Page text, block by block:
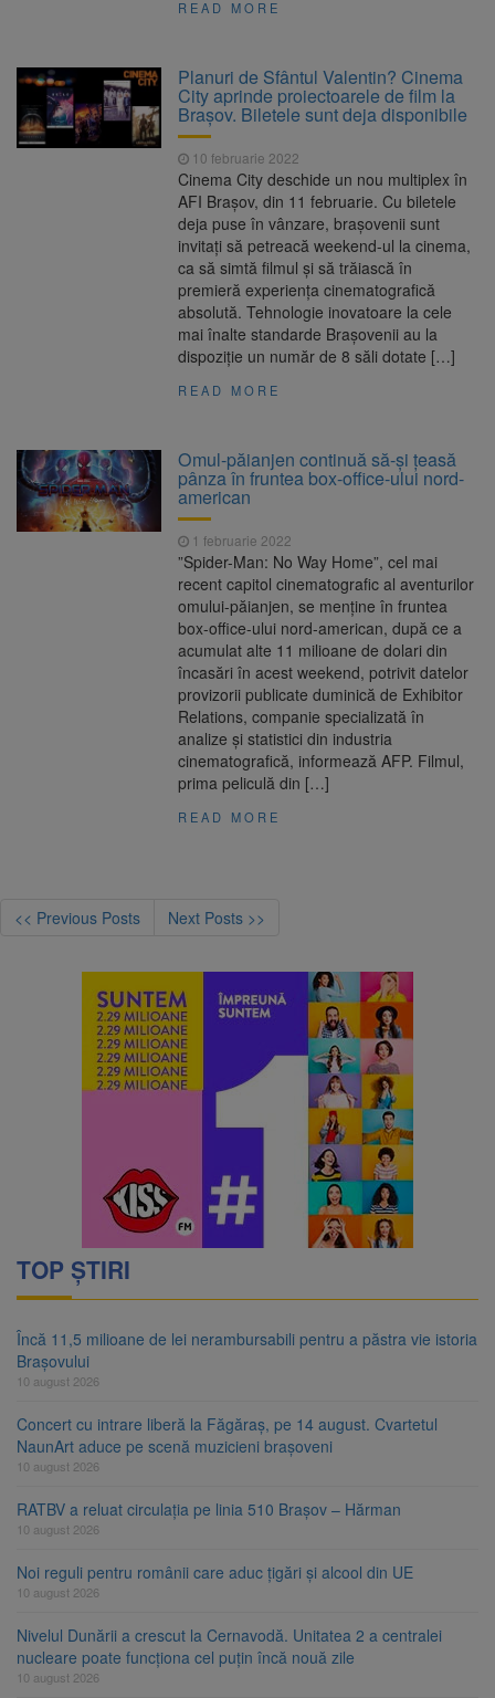
READ MORE
Planuri de Sfântul Valentin? Cinema
City aprinde proiectoarele de film la
Brașov. Biletele sunt deja disponibile
10 februarie 2022
Cinema City deschide un nou multiplex în
AFI Brașov, din 11 februarie. Cu biletele
deja puse în vânzare, brașovenii sunt
invitați să petreacă weekend-ul la cinema,
ca să simtă filmul și să trăiască în
premieră experiența cinematografică
absolută. Tehnologie inovatoare la cele
mai înalte standarde Brașovenii au la
dispoziție un număr de 8 săli dotate […]
READ MORE
Omul-păianjen continuă să-şi ţeasă
pânza în fruntea box-office-ului nord-
american
1 februarie 2022
”Spider-Man: No Way Home”, cel mai
recent capitol cinematografic al aventurilor
omului-păianjen, se menţine în fruntea
box-office-ului nord-american, după ce a
acumulat alte 11 milioane de dolari din
încasări în acest weekend, potrivit datelor
provizorii publicate duminică de Exhibitor
Relations, companie specializată în
analize şi statistici din industria
cinematografică, informează AFP. Filmul,
prima peliculă din […]
READ MORE
<< Previous Posts Next Posts >>
TOP ȘTIRI
Încă 11,5 milioane de lei nerambursabili pentru a păstra vie istoria
Brașovului
10 august 2026
Concert cu intrare liberă la Făgăraș, pe 14 august. Cvartetul
NaunArt aduce pe scenă muzicieni brașoveni
10 august 2026
RATBV a reluat circulația pe linia 510 Brașov – Hărman
10 august 2026
Noi reguli pentru românii care aduc țigări și alcool din UE
10 august 2026
Nivelul Dunării a crescut la Cernavodă. Unitatea 2 a centralei
nucleare poate funcționa cel puțin încă nouă zile
10 august 2026